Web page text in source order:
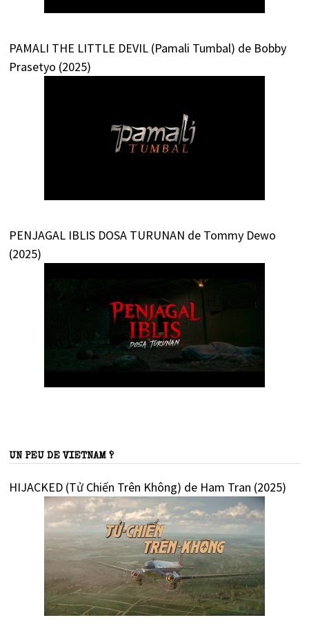
PAMALI THE LITTLE DEVIL (Pamali Tumbal) de Bobby
Prasetyo (2025)
PENJAGAL IBLIS DOSA TURUNAN de Tommy Dewo
(2025)
UN PEU DE VIETNAM ?
HIJACKED (Tử Chiến Trên Không) de Ham Tran (2025)